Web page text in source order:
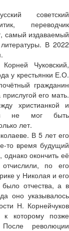
советский
переводчик
самый издаваемый
В 2022
Чуковский,
у крестьянки Е.О.
гражданин
его мать.
христианкой и
не мог быть
лет.
В 5 лет его
то время будущий
однако окончить её
по его
у Николая и его
отчества, а в
оно указывалось
Н. Корнейчуков
к которому позже
революции